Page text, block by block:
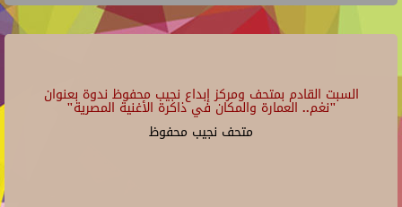
السبت القادم بمتحف ومركز إبداع نجيب محفوظ ندوة بعنوان
"نغم.. العمارة والمكان في ذاكرة الأغنية المصرية"
متحف نجيب محفوظ